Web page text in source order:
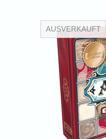
AUSVERKAUFT